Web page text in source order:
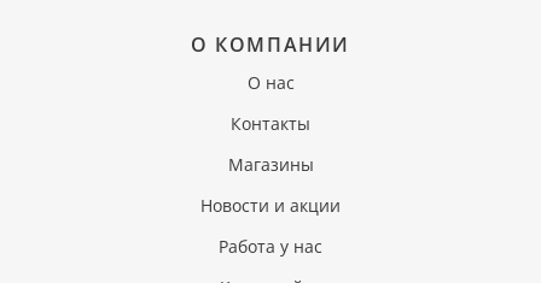
О КОМПАНИИ
О нас
Контакты
Магазины
Новости и акции
Работа у нас